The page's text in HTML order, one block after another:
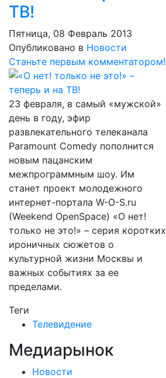
ТВ!
Пятница, 08 Февраль 2013
Опубликовано в Новости
Станьте первым комментатором!
23 февраля, в самый «мужской»
день в году, эфир
развлекательного телеканала
Paramount Comedy пополнится
новым пацанским
межпрограммным шоу. Им
станет проект молодежного
интернет-портала W-O-S.ru
(Weekend OpenSpace) «О нет!
только не это!» – серия коротких
ироничных сюжетов о
культурной жизни Москвы и
важных событиях за ее
пределами.
Теги
Телевидение
Медиарынок
Новости